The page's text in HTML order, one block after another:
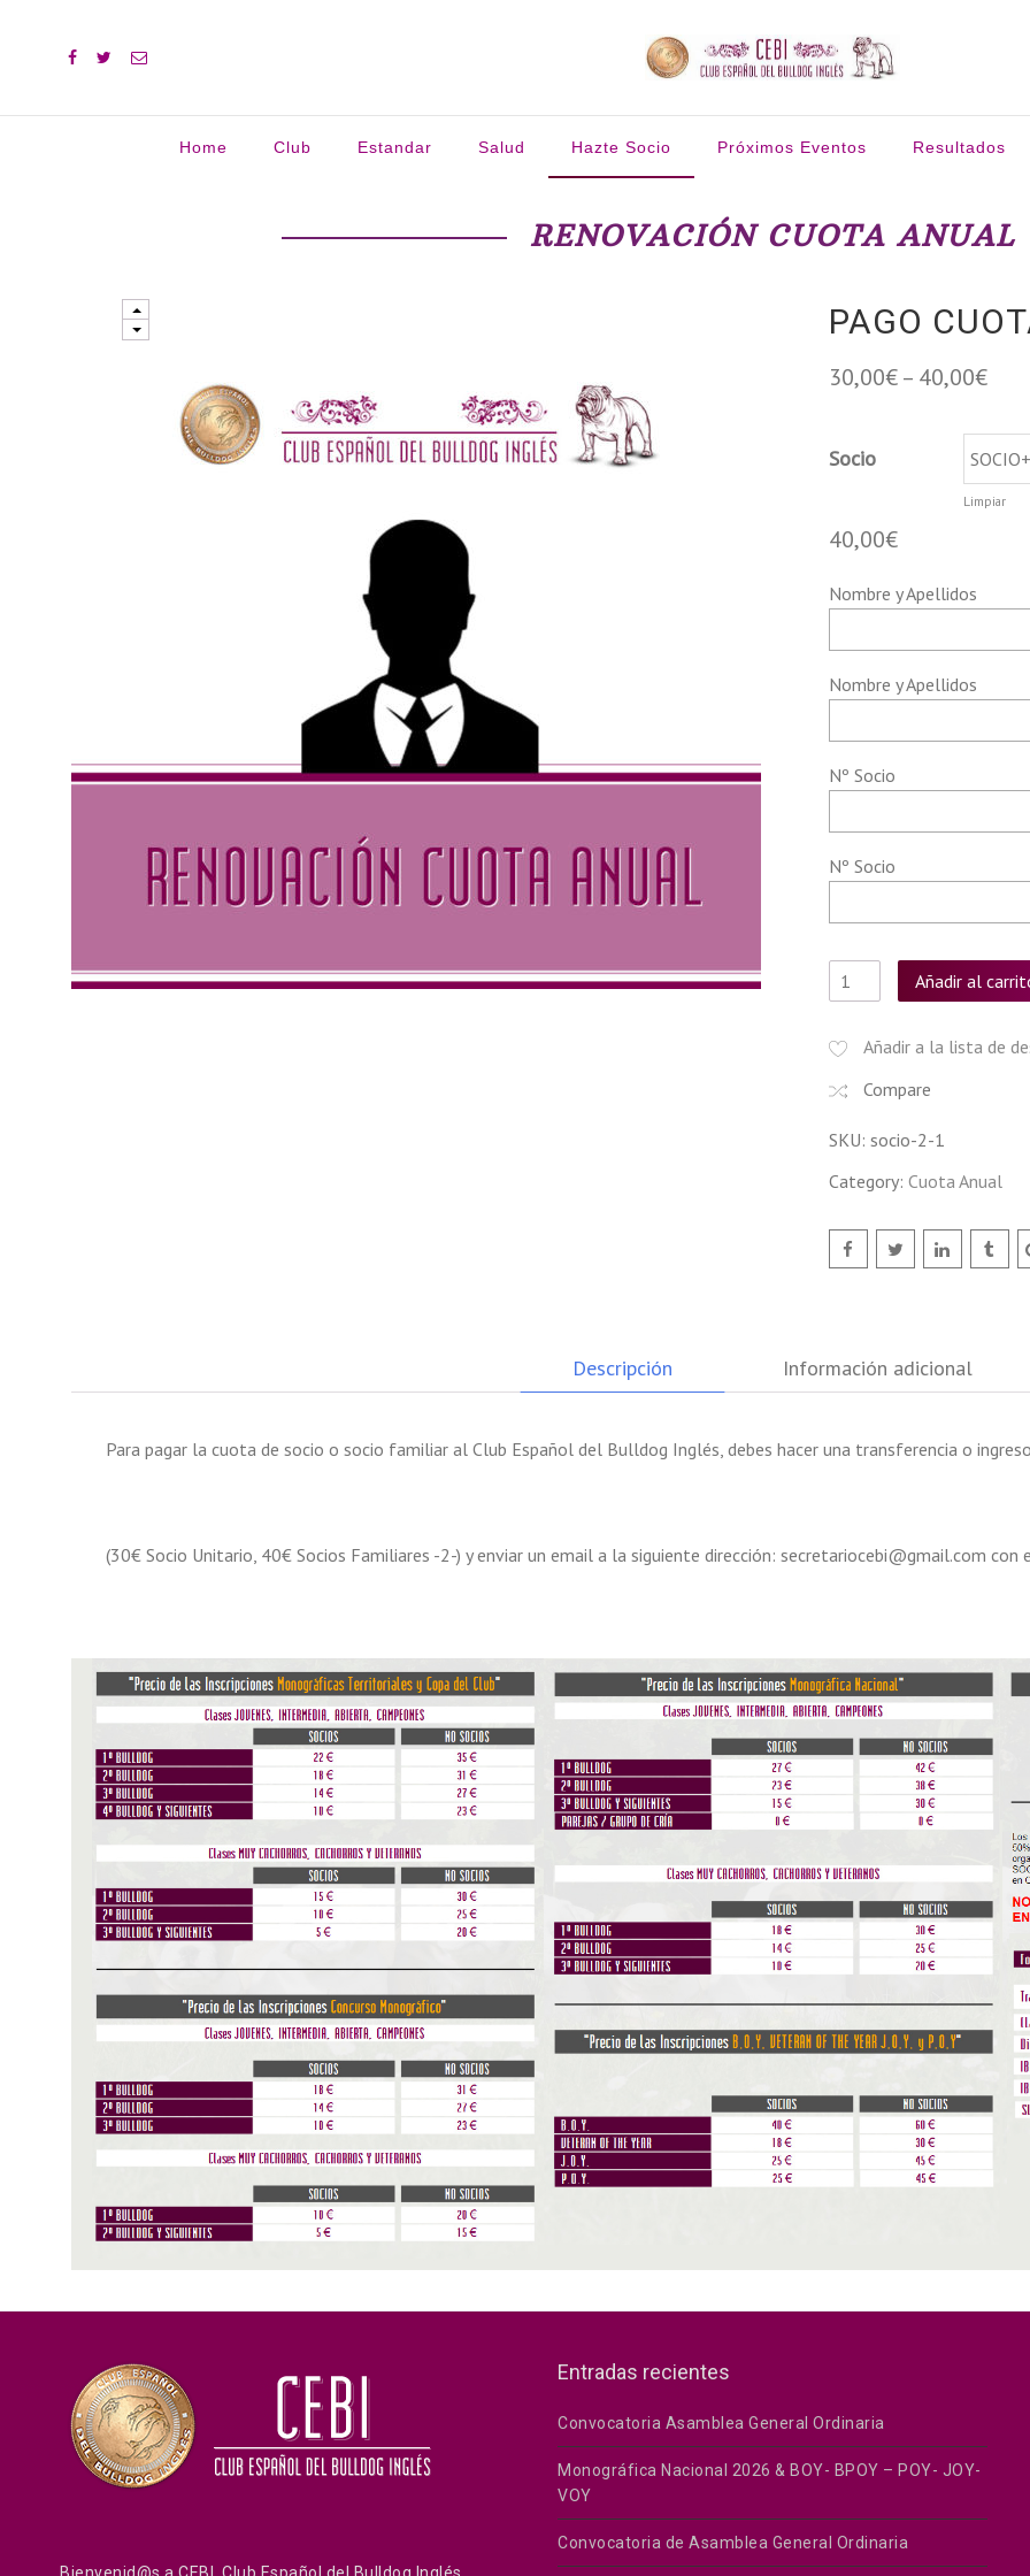
Home Club Estandar Salud Hazte Socio Próximos Eventos Resultados
RENOVACIÓN CUOTA ANUAL
PAGO
30,00€– 40,00€
Socio
Limpiar
40,00€
Nombre y Apellidos
Nombre y Apellidos
Nº Socio
Nº Socio
Quantity Añadir al
Añadir a la lista de
Compare
SKU: socio-2-1
Category: Cuota Anual
Descripción Información adicional
Para pagar la cuota de socio o socio familiar al Club Español del Bulldog Inglés, debes hacer una transferencia o
(30€ Socio Unitario, 40€ Socios Familiares -2-) y enviar un email a la siguiente dirección: secretariocebi@gmail.com
Bienvenid@s a CEBI, Club Español del Bulldog Inglés.
Entradas recientes
Convocatoria Asamblea General Ordinaria
Monográfica Nacional 2026 & BOY- BPOY – POY- JOY-
VOY
Convocatoria de Asamblea General Ordinaria